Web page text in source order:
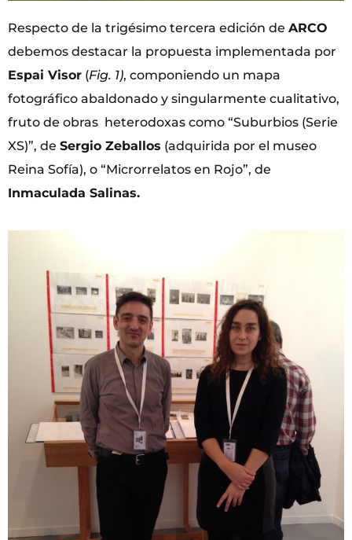
Respecto de la trigésimo tercera edición de ARCO
debemos destacar la propuesta implementada por
Espai Visor (Fig. 1), componiendo un mapa
fotográfico abaldonado y singularmente cualitativo,
fruto de obras heterodoxas como “Suburbios (Serie
XS)”, de Sergio Zeballos (adquirida por el museo
Reina Sofía), o “Microrrelatos en Rojo”, de
Inmaculada Salinas.